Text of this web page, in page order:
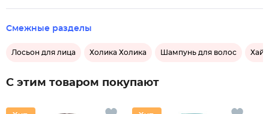
Смежные разделы
Лосьон для лица Холика Холика Шампунь для волос
С этим товаром покупают